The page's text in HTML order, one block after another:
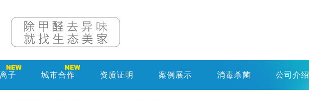
子 城市合作 资质证明 案例展示 消毒杀菌 公司介绍